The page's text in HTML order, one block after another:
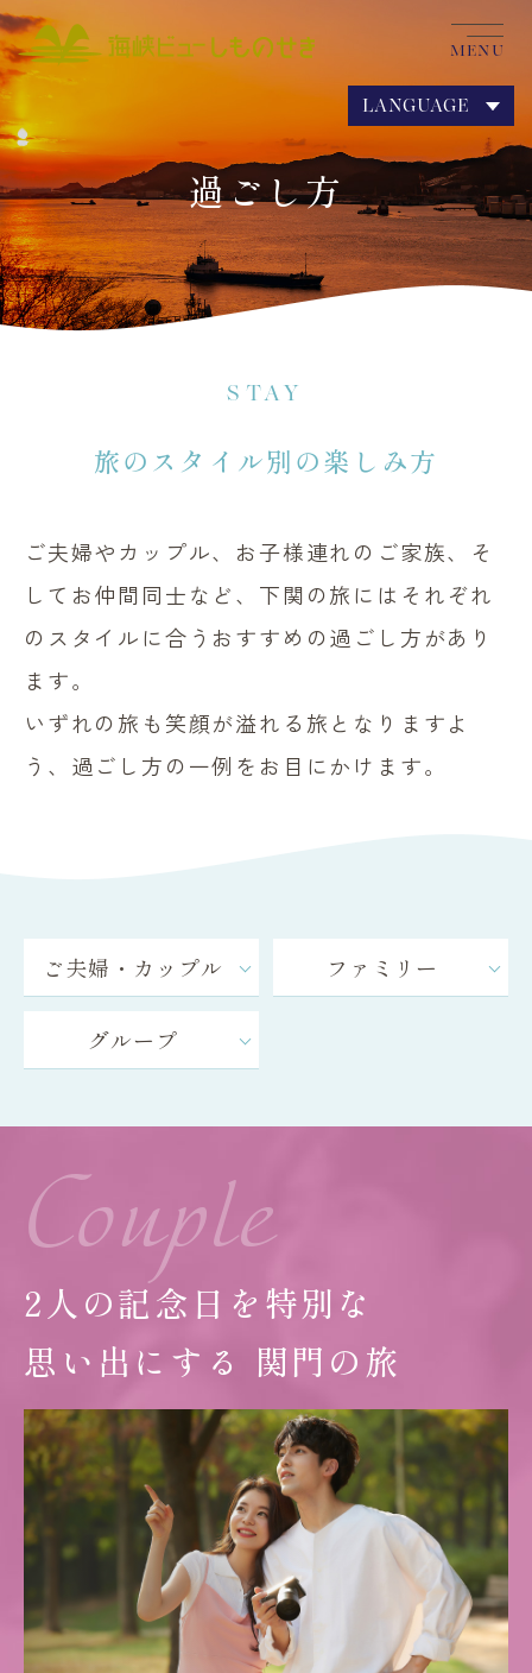
MENU
LANGUAGE
過ごし方
STAY
旅のスタイル別の楽しみ方
ご夫婦やカップル、お子様連れのご家族、そ
してお仲間同士など、 下関の旅にはそれぞれ
のスタイルに合うおすすめの過ごし方があり
ます。
いずれの旅も笑顔が溢れる旅となりますよ
う、過ごし方の一例をお目にかけます。
ご夫婦・カップル ファミリー
グループ
Couple
2人の記念日を 特別な
思い出にする 関門の旅